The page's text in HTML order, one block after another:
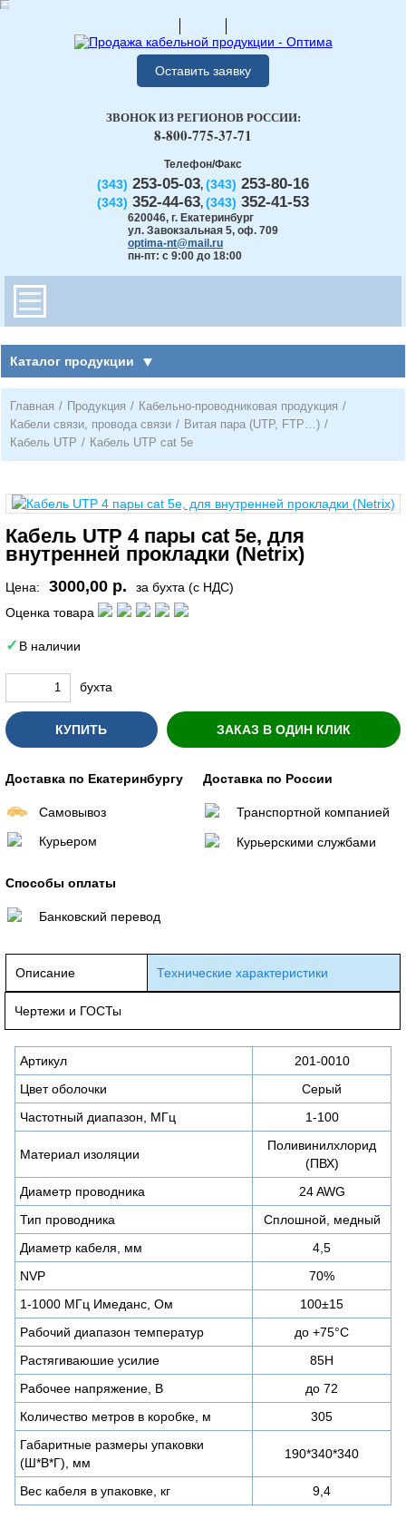
Оставить заявку
Телефон/Факс
(343) 253-05-03, (343) 253-80-16
(343) 352-44-63, (343) 352-41-53
620046, г. Екатеринбург
ул. Завокзальная 5, оф. 709
optima-nt@mail.ru
пн-пт: с 9:00 до 18:00
ЗВОНОК ИЗ РЕГИОНОВ РОССИИ:
8-800-775-37-71
Каталог продукции
Главная / Продукция / Кабельно-проводниковая продукция /
Кабели связи, провода связи / Витая пара (UTP, FTP…) /
Кабель UTP / Кабель UTP cat 5e
Кабель UTP 4 пары cat 5e, для
внутренней прокладки (Netrix)
Цена: 3000,00 р.
за бухта (с НДС)
Оценка товара
В наличии
бухта
КУПИТЬ ЗАКАЗ В ОДИН КЛИК
Доставка по Екатеринбургу
Самовывоз
Курьером
Доставка по России
Транспортной компанией
Курьерскими службами
Способы оплаты
Банковский перевод
Описание Технические характеристики
Чертежи и ГОСТы
Артикул
201-0010
Цвет оболочки
Серый
Частотный диапазон, МГц
1-100
Материал изоляции
Поливинилхлорид
(ПВХ)
Диаметр проводника
24 AWG
Тип проводника
Сплошной, медный
Диаметр кабеля, мм
4,5
NVP
70%
1-1000 МГц Имеданс, Ом
100±15
Рабочий диапазон температур
до +75°C
Растягиваюшие усилие
85Н
Рабочее напряжение, В
до 72
Количество метров в коробке, м
305
Габаритные размеры упаковки
(Ш*В*Г), мм
190*340*340
Вес кабеля в упаковке, кг 9,4